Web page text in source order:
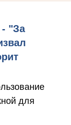
"За
для